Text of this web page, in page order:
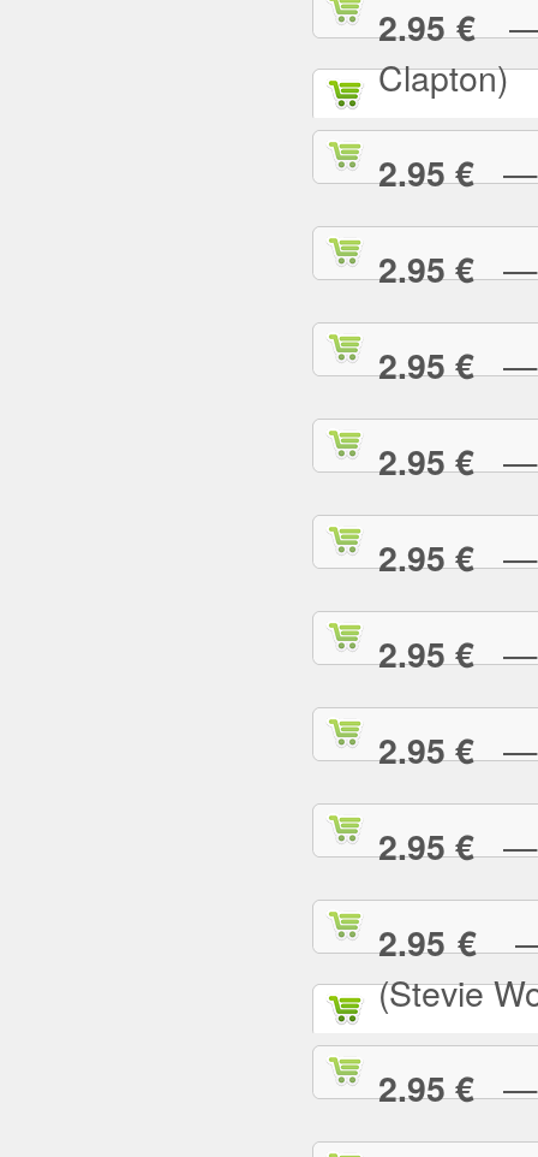
2.95 €—
Clapton)
2.95 €—
2.95 €—
2.95 €—
2.95 €—
2.95 €—
2.95 €—
2.95 €—
2.95 €—
2.95 €—
(Stevie
2.95 €—